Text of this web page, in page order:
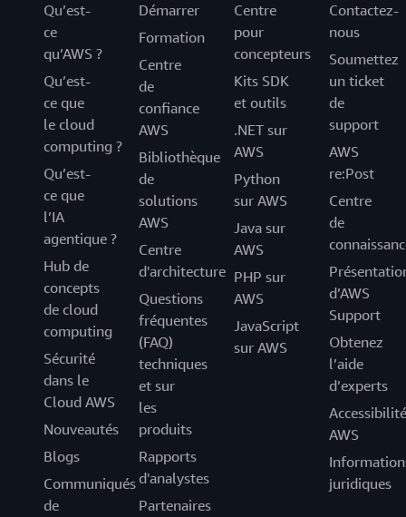
Qu’est-
ce
qu’AWS ?
Qu’est-
ce que
le cloud
computing ?
Qu’est-
ce que
l’IA
agentique ?
Hub de
concepts
de cloud
computing
Sécurité
dans le
Cloud AWS
Nouveautés
Blogs
Communiqués
de
Démarrer
Formation
Centre
de
confiance
AWS
Bibliothèque
de
solutions
AWS
Centre
d'architecture
Questions
fréquentes
(FAQ)
techniques
et sur
les
produits
Rapports
d'analystes
Partenaires
Centre
pour
concepteurs
Kits SDK
et outils
.NET sur
AWS
Python
sur AWS
Java sur
AWS
PHP sur
AWS
JavaScript
sur AWS
Contactez-
nous
Soumettez
un ticket
de
support
AWS
re:Post
Centre
de
d’AWS
Support
Obtenez
l’aide
d’experts
Accessibilité
AWS
juridiques